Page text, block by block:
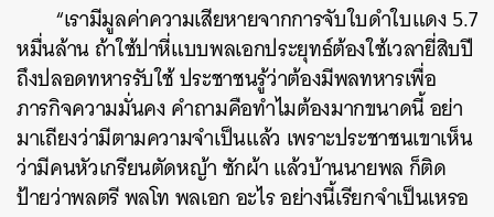
“เรามีมูลค่าความเสียหายจากการจับใบดำใบแดง 5.7
หมื่นล้าน ถ้าใช้ปาหี่แบบพลเอกประยุทธ์ต้องใช้เวลายี่สิบปี
ถึงปลอดทหารรับใช้ ประชาชนรู้ว่าต้องมีพลทหารเพื่อ
ภารกิจความมั่นคง คำถามคือทำไมต้องมากขนาดนี้ อย่า
มาเถียงว่ามีตามความจำเป็นแล้ว เพราะประชาชนเขาเห็น
ว่ามีคนหัวเกรียนตัดหญ้า ซักผ้า แล้วบ้านนายพล ก็ติด
ป้ายว่าพลตรี พลโท พลเอก อะไร อย่างนี้เรียกจำเป็นเหรอ